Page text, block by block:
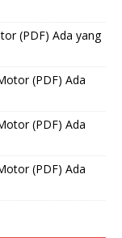
(PDF) Ada yang
(PDF) Ada
(PDF) Ada
(PDF) Ada